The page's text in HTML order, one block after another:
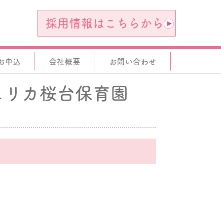
採用情報はこちらから
申込 会社概要 お問い合わせ
カ桜台保育園